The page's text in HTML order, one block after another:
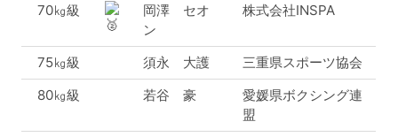
70㎏級
岡澤 セオ
ン
株式会社INSPA
75㎏級 須永 大護
三重県スポーツ協会
80㎏級
若谷 豪
愛媛県ボクシング連
盟